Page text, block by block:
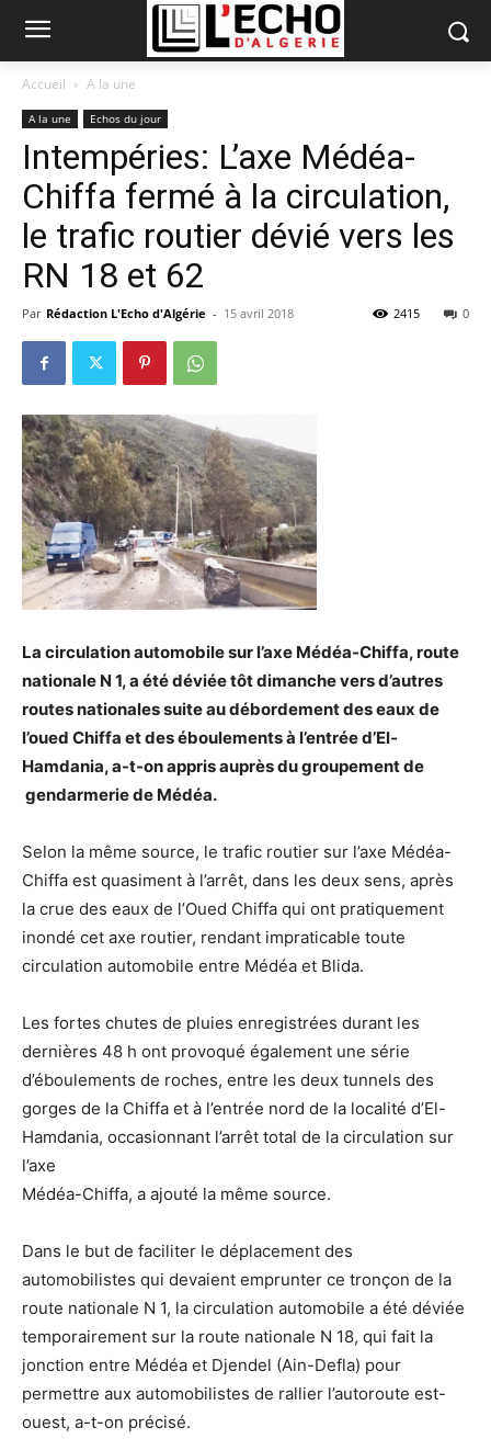
Accueil A la une
A la une Echos du jour
Intempéries: L’axe Médéa-
Chiffa fermé à la circulation,
le trafic routier dévié vers les
RN 18 et 62
Par Rédaction L'Echo d'Algérie - 15 avril 2018 0
2415
La circulation automobile sur l’axe Médéa-Chiffa, route
nationale N 1, a été déviée tôt dimanche vers d’autres
routes nationales suite au débordement des eaux de
l’oued Chiffa et des éboulements à l’entrée d’El-
Hamdania, a-t-on appris auprès du groupement de
gendarmerie de Médéa.
Selon la même source, le trafic routier sur l’axe Médéa-
Chiffa est quasiment à l’arrêt, dans les deux sens, après
la crue des eaux de l’Oued Chiffa qui ont pratiquement
inondé cet axe routier, rendant impraticable toute
circulation automobile entre Médéa et Blida.
Les fortes chutes de pluies enregistrées durant les
dernières 48 h ont provoqué également une série
d’éboulements de roches, entre les deux tunnels des
gorges de la Chiffa et à l’entrée nord de la localité d’El-
Hamdania, occasionnant l’arrêt total de la circulation sur
l’axe
Médéa-Chiffa, a ajouté la même source.
Dans le but de faciliter le déplacement des
automobilistes qui devaient emprunter ce tronçon de la
route nationale N 1, la circulation automobile a été déviée
temporairement sur la route nationale N 18, qui fait la
jonction entre Médéa et Djendel (Ain-Defla) pour
permettre aux automobilistes de rallier l’autoroute est-
ouest, a-t-on précisé.